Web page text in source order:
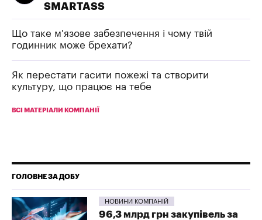
SMARTASS
Що таке м'язове забезпечення і чому твій
годинник може брехати?
Як перестати гасити пожежі та створити
культуру, що працює на тебе
ВСІ МАТЕРІАЛИ КОМПАНІЇ
ГОЛОВНЕ ЗА ДОБУ
НОВИНИ КОМПАНІЙ
96,3 млрд грн закупівель за